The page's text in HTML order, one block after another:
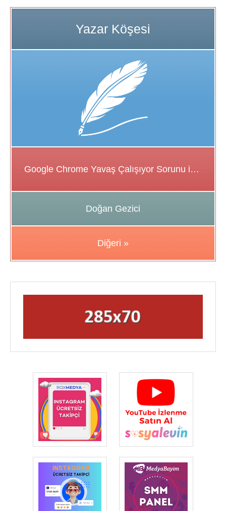
Google Chrome Yavaş Çalışıyor Sorunu için Çözüm Önerileri
Doğan Gezici
Diğeri »